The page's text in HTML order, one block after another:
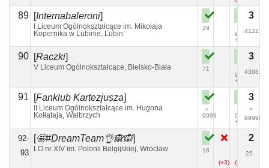
89 [Internabaleroni]
I Liceum Ogólnokształcące im. Mikołaja
Kopernika w Lubinie, Lubin
29
9999
+7
3
41227
90 [Raczki]
V Liceum Ogólnokształcące, Bielsko-Biała 71
9999
+3
3
43881
91 [Fanklub Kartezjusza]
II Liceum Ogólnokształcące im. Hugona
Kołłątaja, Wałbrzych
>
9999
9999
+11
3
>
99999
92-
93
[🤩#DreamTeam👌🙈🙉]
LO nr XIV im. Polonii Belgijskiej, Wrocław
18
(+3)
(+4)
2
25